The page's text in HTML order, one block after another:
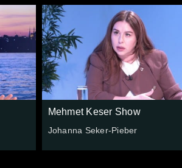
Mehmet Keser Show
Johanna Seker-Pieber